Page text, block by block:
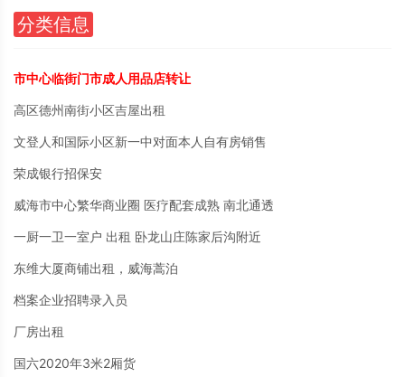
分类信息
市中心临街门市成人用品店转让
高区德州南街小区吉屋出租
文登人和国际小区新一中对面本人自有房销售
荣成银行招保安
威海市中心繁华商业圈 医疗配套成熟 南北通透
一厨一卫一室户 出租 卧龙山庄陈家后沟附近
东维大厦商铺出租，威海蒿泊
档案企业招聘录入员
厂房出租
国六2020年3米2厢货